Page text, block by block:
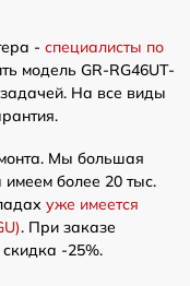
- специалисты по
модель GR-RG46UT-
На все виды
Мы большая
имеем более 20 тыс.
уже имеется
. При заказе
-25%.